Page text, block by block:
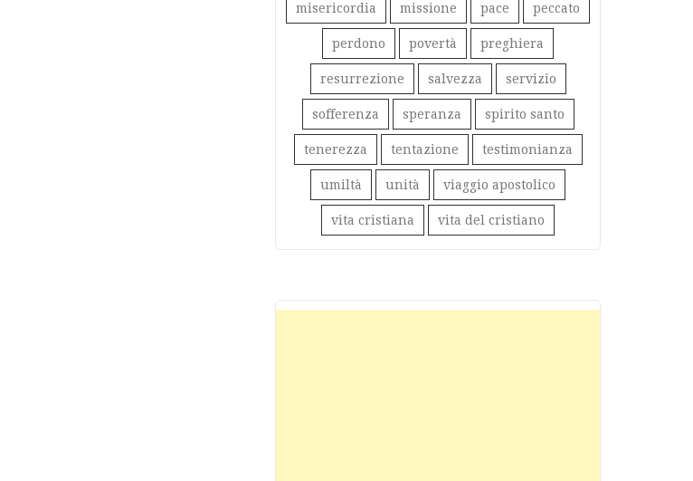
misericordia missione pace peccato
perdono povertà preghiera
resurrezione salvezza servizio
sofferenza speranza spirito santo
tenerezza tentazione testimonianza
umiltà unità viaggio apostolico
vita cristiana vita del cristiano